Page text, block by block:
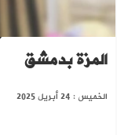
اعتقال متورط
المزة بدمشق
الخميس : 24 أبريل 2025